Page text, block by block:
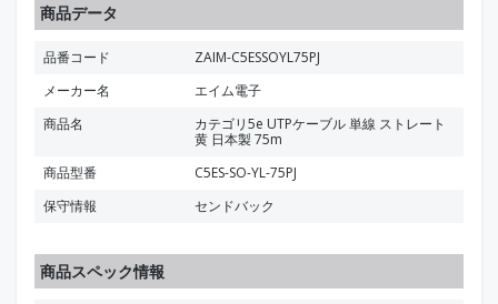
商品データ
品番コード
ZAIM-C5ESSOYL75PJ
メーカー名
エイム電子
商品名
カテゴリ5e UTPケーブル 単線 ストレート
黄 日本製 75m
商品型番
C5ES-SO-YL-75PJ
保守情報
センドバック
商品スペック情報